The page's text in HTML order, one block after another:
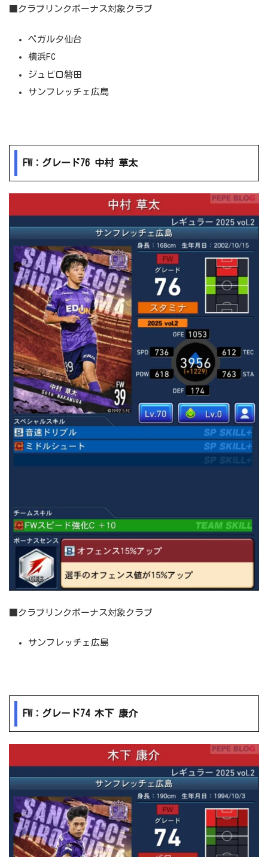
■クラブリンクボーナス対象クラブ
ベガルタ仙台
横浜FC
ジュビロ磐田
サンフレッチェ広島
FW：グレード76 中村 草太
■クラブリンクボーナス対象クラブ
サンフレッチェ広島
FW：グレード74 木下 康介